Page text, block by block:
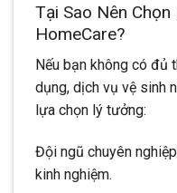
Tại Sao Nên Chọn
HomeCare?
Nếu bạn không có đủ
dụng, dịch vụ vệ sinh
lựa chọn lý tưởng:
Đội ngũ chuyên
kinh nghiệm.